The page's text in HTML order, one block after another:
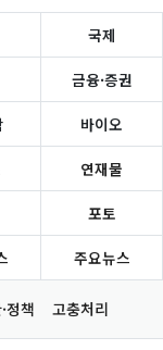
국제
금융·증권
바이오
연재물
포토
주요뉴스
정책 고충처리